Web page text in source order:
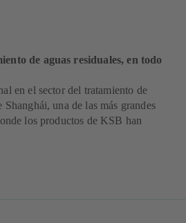
de aguas residuales, en todo
en el sector del tratamiento de
una de las más grandes
los productos de KSB han